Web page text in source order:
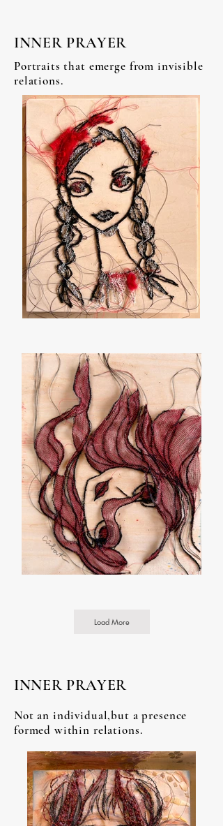
INNER PRAYER
Portraits that emerge from invisible
relations.
Load More
INNER PRAYER
Not an individual,but a presence
formed within relations.